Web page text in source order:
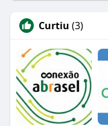
Curtiu (3)